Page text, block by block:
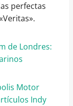
perfectas
de Londres:
Motor
Indy